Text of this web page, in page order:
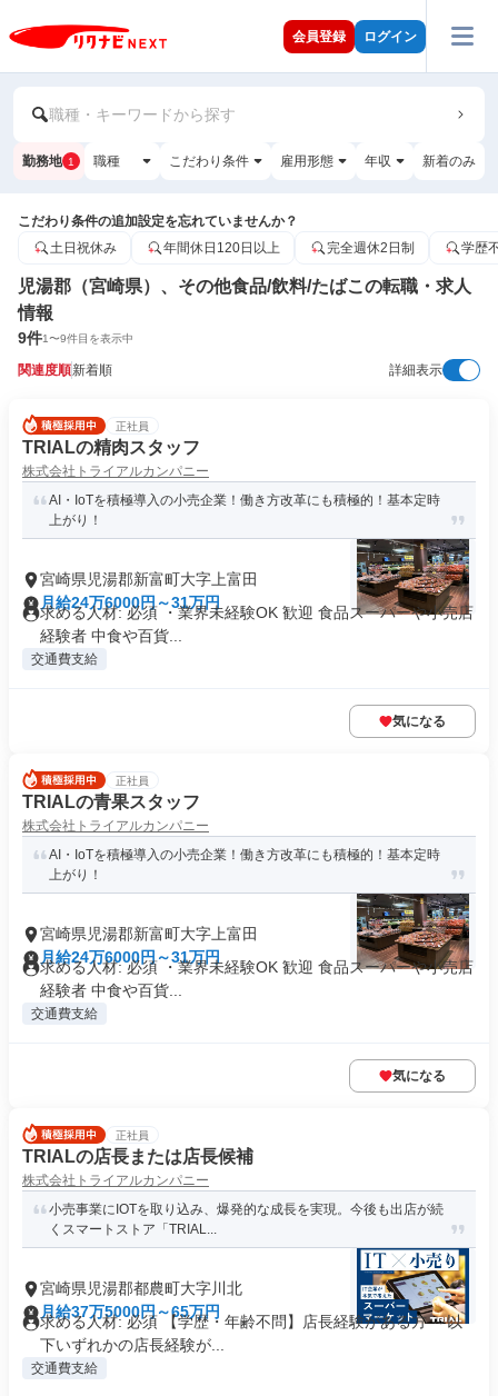
会員登録 ログイン
職種・キーワードから探す
勤務地 1 職種 こだわり条件 雇用形態 年収 新着のみ
こだわり条件の追加設定を忘れていませんか？
土日祝休み
年間休日120日以上 完全週休2日制 学歴
児湯郡（宮崎県）、その他食品/飲料/たばこの転職・求人
情報
9件1〜9件目を表示中
関連度順新着順 詳細表示
正社員
TRIALの精肉スタッフ
株式会社トライアルカンパニー
AI・IoTを積極導入の小売企業！働き方改革にも積極的！基本定時
上がり！
宮崎県児湯郡新富町大字上富田
月給24万6000円～31万円
求める人材: 必須 ・業界未経験OK 歓迎 食品スーパーや小売店
経験者 中食や百貨...
交通費支給
気になる
正社員
TRIALの青果スタッフ
株式会社トライアルカンパニー
AI・IoTを積極導入の小売企業！働き方改革にも積極的！基本定時
上がり！
宮崎県児湯郡新富町大字上富田
月給24万6000円～31万円
求める人材: 必須 ・業界未経験OK 歓迎 食品スーパーや小売店
経験者 中食や百貨...
交通費支給
気になる
正社員
TRIALの店長または店長候補
株式会社トライアルカンパニー
小売事業にIOTを取り込み、爆発的な成長を実現。今後も出店が続
くスマートストア「TRIAL...
宮崎県児湯郡都農町大字川北
月給37万5000円～65万円
求める人材: 必須 【学歴・年齢不問】店長経験がある方 ～以
下いずれかの店長経験が...
交通費支給